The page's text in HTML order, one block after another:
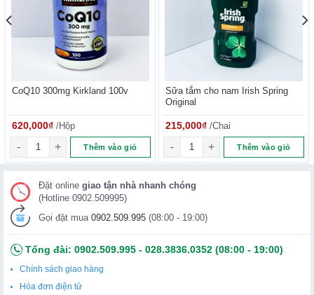
CoQ10 300mg Kirkland 100v
620,000₫ /Hộp
CoQ10 300mg Kirkland 100v số lượng
Thêm vào giỏ
Sữa tắm cho nam Irish Spring
Original
215,000₫ /Chai
Sữa tắm cho nam Irish Spring
Thêm vào giỏ
số lượng
Đặt online giao tận nhà nhanh chóng
(Hotline 0902.509995)
Gọi đặt mua 0902.509.995 (08:00 - 19:00)
Tổng đài: 0902.509.995 - 028.3836.0352 (08:00 - 19:00)
Chính sách giao hàng
Hóa đơn điện tử